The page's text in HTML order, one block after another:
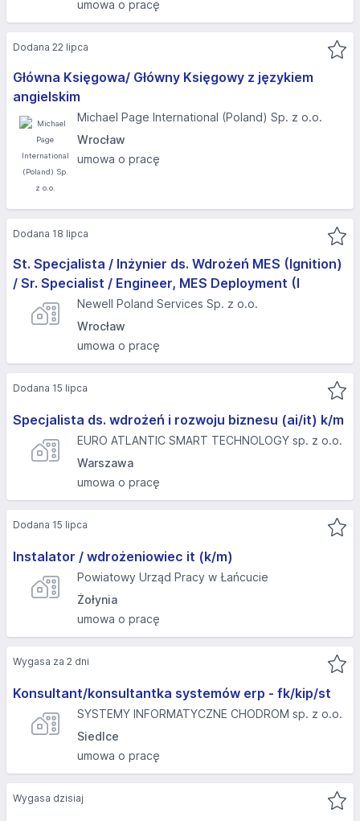
umowa o pracę
Główna Księgowa/ Główny Księgowy z językiem
angielskim
Michael Page International (Poland) Sp. z o.o.
Wrocław
umowa o pracę
Dodana 22 lipca
St. Specjalista / Inżynier ds. Wdrożeń MES (Ignition)
/ Sr. Specialist / Engineer, MES Deployment (I
Newell Poland Services Sp. z o.o.
Wrocław
umowa o pracę
Dodana 18 lipca
Specjalista ds. wdrożeń i rozwoju biznesu (ai/it) k/m
EURO ATLANTIC SMART TECHNOLOGY sp. z o.o.
Warszawa
umowa o pracę
Dodana 15 lipca
Instalator / wdrożeniowiec it (k/m)
Powiatowy Urząd Pracy w Łańcucie
Żołynia
umowa o pracę
Dodana 15 lipca
Konsultant/konsultantka systemów erp - fk/kip/st
SYSTEMY INFORMATYCZNE CHODROM sp. z o.o.
Siedlce
umowa o pracę
Wygasa za 2 dni
Wygasa dzisiaj